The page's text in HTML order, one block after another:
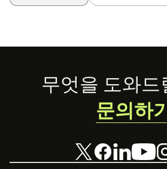
Footer무엇을 도와드
문의하